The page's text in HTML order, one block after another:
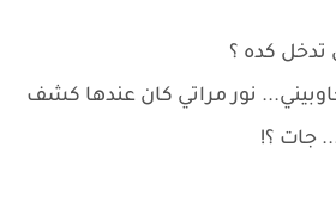
تدخل كده ؟
نور مراتي كان عندها كشف
جات ؟!